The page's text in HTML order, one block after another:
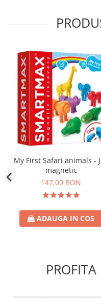
My First Safari animals -
magnetic
147,00 RON
ADAUGA IN COS
PROFITA